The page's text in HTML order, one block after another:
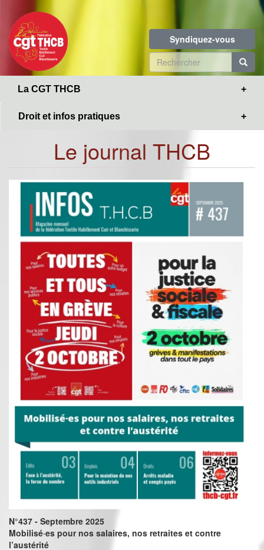
contenu
principal
Syndiquez-vous
Formulaire
de
La CGT THCB
Droit et infos pratiques
Le journal THCB
N°437 - Septembre 2025
Mobilisé·es pour nos salaires, nos retraites et contre
l’austérité